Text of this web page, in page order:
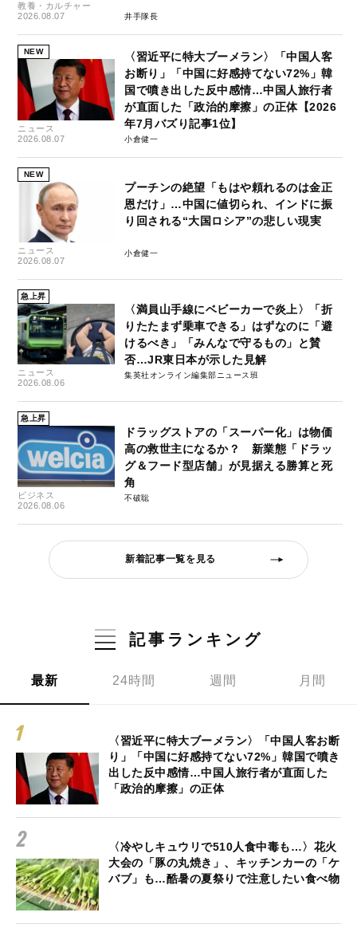
教養・カルチャー
2026.08.07
井手隊長
NEW
ニュース
2026.08.07
〈習近平に特大ブーメラン〉「中国人客
お断り」「中国に好感持てない72%」韓
国で噴き出した反中感情…中国人旅行者
が直面した「政治的摩擦」の正体【2026
年7月バズり記事1位】
小倉健一
NEW
ニュース
2026.08.07
プーチンの絶望「もはや頼れるのは金正
恩だけ」…中国に値切られ、インドに振
り回される“大国ロシア”の悲しい現実
小倉健一
急上昇
ニュース
2026.08.06
〈満員山手線にベビーカーで炎上〉「折
りたたまず乗車できる」はずなのに「避
けるべき」「みんなで守るもの」と賛
否…JR東日本が示した見解
集英社オンライン編集部ニュース班
急上昇
ビジネス
2026.08.06
ドラッグストアの「スーパー化」は物価
高の救世主になるか？ 新業態「ドラッ
グ＆フード型店舗」が見据える勝算と死
角
不破聡
新着記事一覧を見る
記事ランキング
最新 24時間 週間 月間
〈習近平に特大ブーメラン〉「中国人客お断
り」「中国に好感持てない72%」韓国で噴き
出した反中感情…中国人旅行者が直面した
「政治的摩擦」の正体
〈冷やしキュウリで510人食中毒も…〉花火
大会の「豚の丸焼き」、キッチンカーの「ケ
バブ」も…酷暑の夏祭りで注意したい食べ物